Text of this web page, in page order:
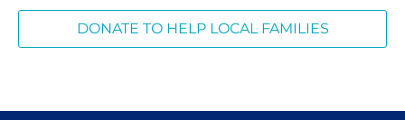
DONATE TO HELP LOCAL FAMILIES